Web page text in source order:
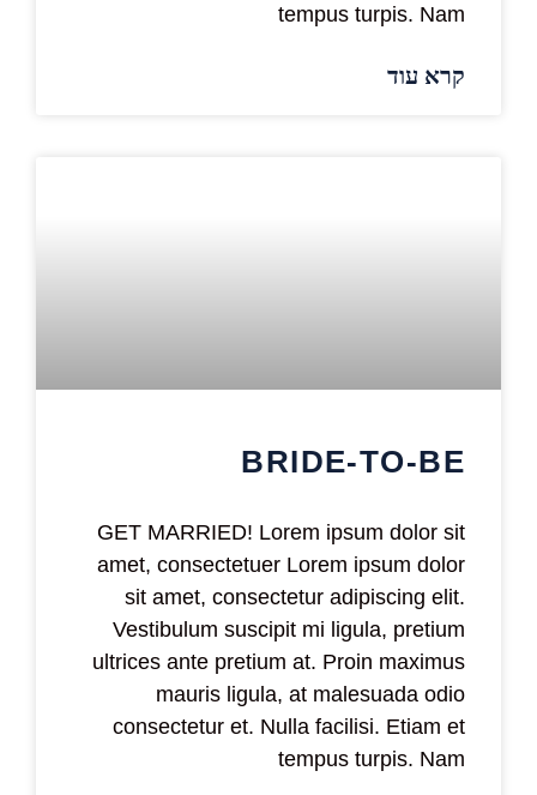
tempus turpis. Nam
קרא עוד
BRIDE-TO-BE
GET MARRIED! Lorem ipsum dolor sit
amet, consectetuer Lorem ipsum dolor
sit amet, consectetur adipiscing elit.
Vestibulum suscipit mi ligula, pretium
ultrices ante pretium at. Proin maximus
mauris ligula, at malesuada odio
consectetur et. Nulla facilisi. Etiam et
tempus turpis. Nam